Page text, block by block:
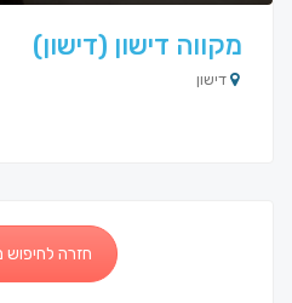
מקווה דישון (דישון)
דישון
חזרה לחיפוש